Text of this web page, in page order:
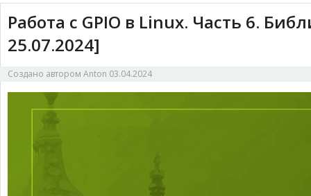
Работа с GPIO в Linux. Часть 6.
25.07.2024]
Создано автором Anton 03.04.2024